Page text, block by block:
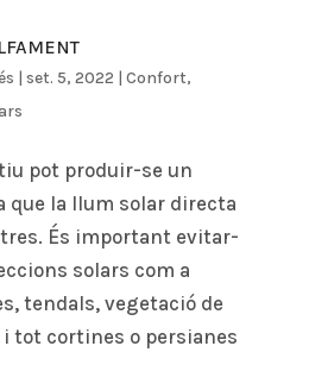
| set. 5, 2022 | Confort,
pot produir-se un
que la llum solar directa
És important evitar-
solars com a
tendals, vegetació de
tot cortines o persianes